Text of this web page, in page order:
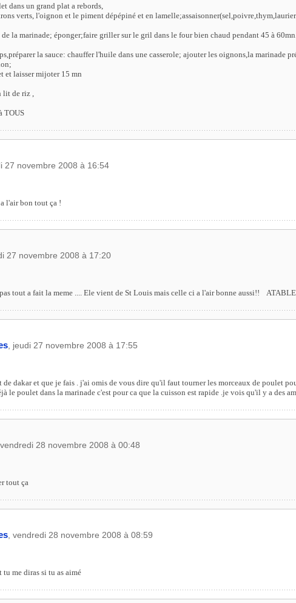
dans un grand plat a rebords,
verts, l'oignon et le piment dépépiné et en
la marinade; éponger;faire griller sur le gril dans le four bien chaud pendant 45 à
la sauce: chauffer l'huile dans une casserole; ajouter les oignons,la marinade
et laisser mijoter 15 mn
lit de riz ,
TOUS
27 novembre 2008 à 16:54
l'air bon tout ça !
27 novembre 2008 à 17:20
tout a fait la meme .... Ele vient de St Louis mais celle ci a l'air bonne aussi!!
, jeudi 27 novembre 2008 à 17:55
de dakar et que je fais . j'ai omis de vous dire qu'il faut tourner les morceaux de poulet
le poulet dans la marinade c'est pour ca que la cuisson est rapide .je vois qu'il y a des
28 novembre 2008 à 00:48
tout ça
, vendredi 28 novembre 2008 à 08:59
tu me diras si tu as aimé